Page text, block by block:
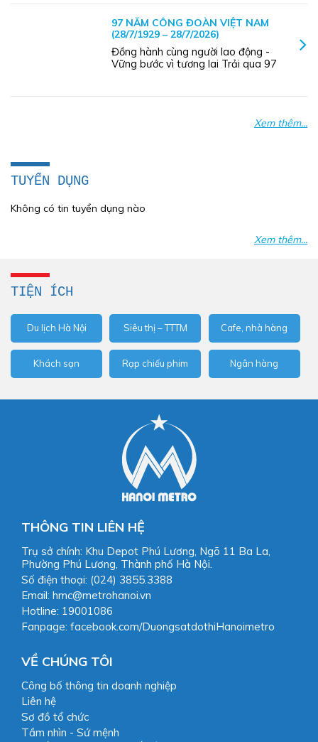
tính năng "Đánh giá" trên App Hà
Nội Metro, hành khách có thể dễ
dàng gửi phản hồi, góp ý hoặc ...
97 NĂM CÔNG ĐOÀN VIỆT NAM
(28/7/1929 – 28/7/2026)
Đồng hành cùng người lao động -
Vững bước vì tương lai Trải qua 97
cậy, đại diện bảo vệ quyền và lợi ích
Xem thêm...
TUYỂN DỤNG
Không có tin tuyển dụng nào
Xem thêm...
TIỆN ÍCH
Du lịch Hà Nội Siêu thị – TTTM Cafe, nhà hàng
Khách sạn Rạp chiếu phim Ngân hàng
THÔNG TIN LIÊN HỆ
Trụ sở chính: Khu Depot Phú Lương, Ngõ 11 Ba La,
Phường Phú Lương, Thành phố Hà Nội.
Số điện thoại: (024) 3855.3388
Email: hmc@metrohanoi.vn
Hotline: 19001086
Fanpage: facebook.com/DuongsatdothiHanoimetro
VỀ CHÚNG TÔI
Công bố thông tin doanh nghiệp
Liên hệ
Sơ đồ tổ chức
Tầm nhìn - Sứ mệnh